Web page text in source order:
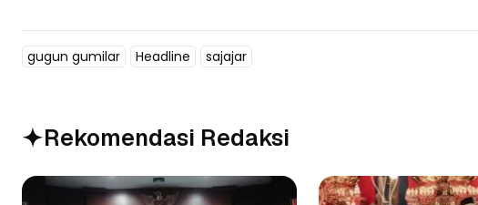
gugun gumilar Headline sajajar
Rekomendasi Redaksi